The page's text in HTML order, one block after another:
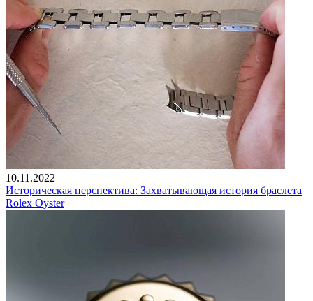
10.11.2022
Историческая перспектива: Захватывающая история браслета
Rolex Oyster